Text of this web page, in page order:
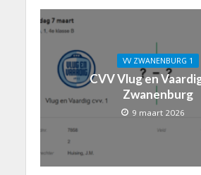
VV ZWANENBURG 1
CVV Vlug en
Zwanenburg
9 maart 2026